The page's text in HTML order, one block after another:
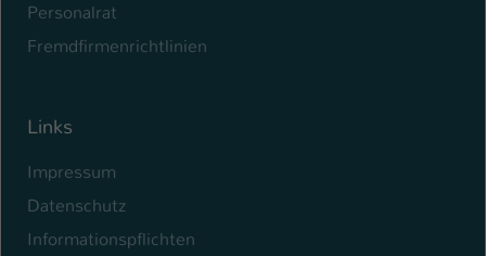
Personalrat
Fremdfirmenrichtlinien
Links
Impressum
Datenschutz
Informationspflichten